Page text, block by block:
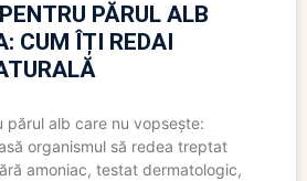
PĂRUL ALB
CUM ÎȚI REDAI
părul alb care nu vopsește:
organismul să redea treptat
amoniac, testat dermatologic,